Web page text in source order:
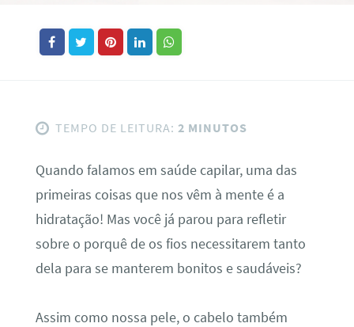
TEMPO DE LEITURA: 2 MINUTOS
Quando falamos em saúde capilar, uma das
primeiras coisas que nos vêm à mente é a
hidratação! Mas você já parou para refletir
sobre o porquê de os fios necessitarem tanto
dela para se manterem bonitos e saudáveis?
Assim como nossa pele, o cabelo também